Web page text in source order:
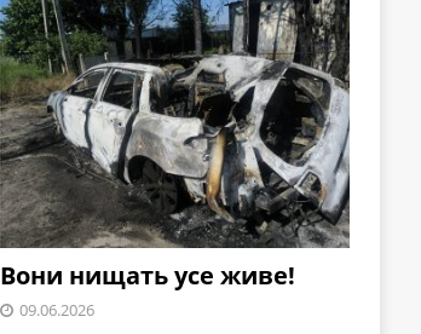
Вони нищать усе живе!
09.06.2026